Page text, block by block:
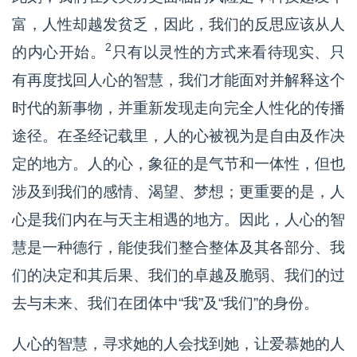
富，人性却越发贫乏，因此，我们的反思应该从人
的内心开始。2 只有以灵性的方式来看待现实、只
有再度找回人心的智慧，我们才能面对并解释这个
时代的新事物，并重新发现走向完全人性化的传播
途径。在圣经记载里，人的心被视为是自由及作决
定的地方。人的心，象征的是气节和一体性，但也
涉及到我们的感情、渴望、梦想；更重要的是，人
心是我们内在与天主相遇的地方。因此，人心的智
慧是一种德行，能使我们整合整体及其各部分、我
们的决定和其后果、我们的卓越及脆弱、我们的过
去与未来、我们在团体中“我”及“我们”的身份。
人心的智慧，寻求她的人会找到她，让爱慕她的人